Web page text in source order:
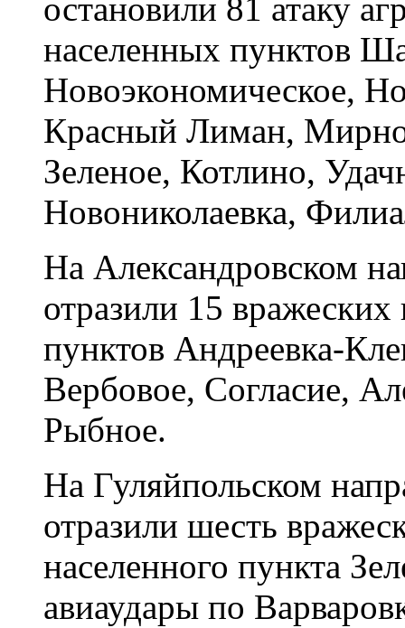
остановили 81 атаку
населенных пунктов
Новоэкономическое,
Красный Лиман,
Зеленое, Котлино,
Новониколаевка,
На Александровском
отразили 15
пунктов Андреевка-
Вербовое, Согласие,
Рыбное.
На Гуляйпольском
отразили шесть
населенного пункта
авиаудары по